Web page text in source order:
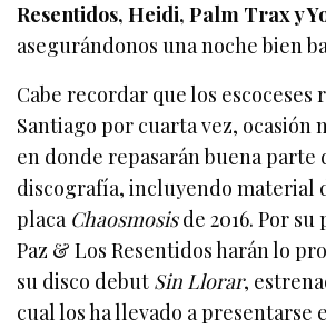
Resentidos, Heidi, Palm Trax y
asegurándonos una noche bien
Cabe recordar que los escoceses
Santiago por cuarta vez, ocasión
en donde repasarán buena parte
discografía, incluyendo material
placa Chaosmosisde 2016. Por
Paz & Los Resentidos harán lo
su disco debut Sin Llorar,
cual los ha llevado a presentarse